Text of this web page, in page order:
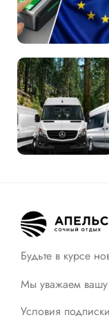
Будьте в курсе
Мы уважаем вашу
Условия